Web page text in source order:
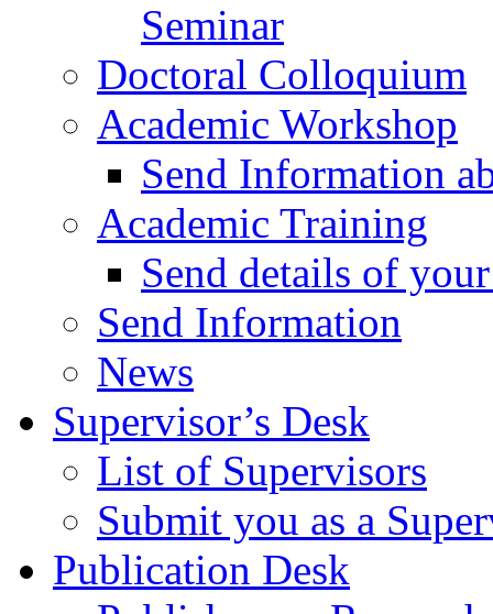
Seminar
Doctoral Colloquium
Academic Workshop
Send Information
Academic Training
Send details of
Send Information
News
Supervisor’s Desk
List of Supervisors
Submit you as a
Publication Desk